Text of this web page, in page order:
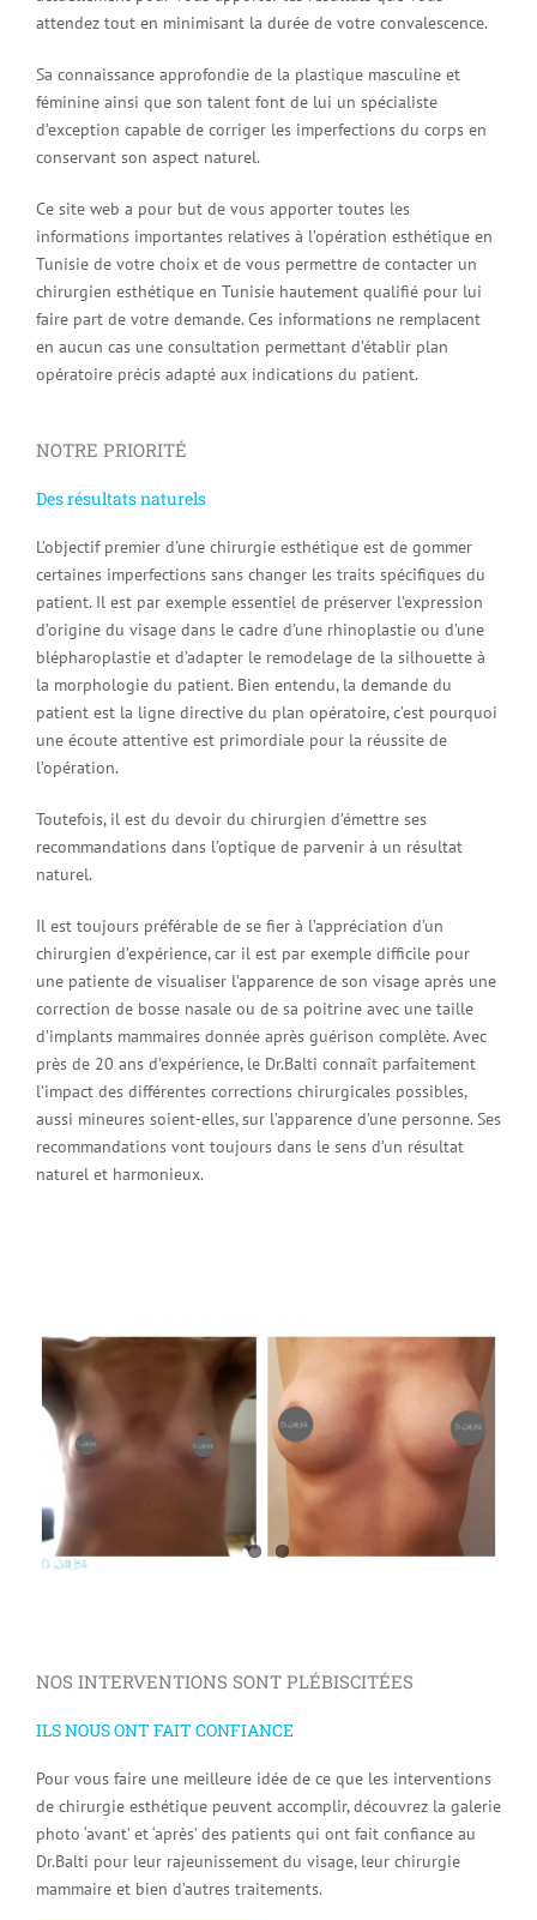
attendez tout en minimisant la durée de votre convalescence.
Sa connaissance approfondie de la plastique masculine et
féminine ainsi que son talent font de lui un spécialiste
d’exception capable de corriger les imperfections du corps en
conservant son aspect naturel.
Ce site web a pour but de vous apporter toutes les
informations importantes relatives à l’opération esthétique en
Tunisie de votre choix et de vous permettre de contacter un
chirurgien esthétique en Tunisie hautement qualifié pour lui
faire part de votre demande. Ces informations ne remplacent
en aucun cas une consultation permettant d’établir plan
opératoire précis adapté aux indications du patient.
NOTRE PRIORITÉ
Des résultats naturels
L’objectif premier d’une chirurgie esthétique est de gommer
certaines imperfections sans changer les traits spécifiques du
patient. Il est par exemple essentiel de préserver l’expression
d’origine du visage dans le cadre d’une rhinoplastie ou d’une
blépharoplastie et d’adapter le remodelage de la silhouette à
la morphologie du patient. Bien entendu, la demande du
patient est la ligne directive du plan opératoire, c’est pourquoi
une écoute attentive est primordiale pour la réussite de
l’opération.
Toutefois, il est du devoir du chirurgien d’émettre ses
recommandations dans l’optique de parvenir à un résultat
naturel.
Il est toujours préférable de se fier à l’appréciation d’un
chirurgien d’expérience, car il est par exemple difficile pour
une patiente de visualiser l’apparence de son visage après une
correction de bosse nasale ou de sa poitrine avec une taille
d’implants mammaires donnée après guérison complète. Avec
près de 20 ans d’expérience, le Dr.Balti connaît parfaitement
l’impact des différentes corrections chirurgicales possibles,
aussi mineures soient-elles, sur l’apparence d’une personne. Ses
recommandations vont toujours dans le sens d’un résultat
naturel et harmonieux.
NOS INTERVENTIONS SONT PLÉBISCITÉES
ILS NOUS ONT FAIT CONFIANCE
Pour vous faire une meilleure idée de ce que les interventions
de chirurgie esthétique peuvent accomplir, découvrez la galerie
photo ‘avant’ et ‘après’ des patients qui ont fait confiance au
Dr.Balti pour leur rajeunissement du visage, leur chirurgie
mammaire et bien d’autres traitements.